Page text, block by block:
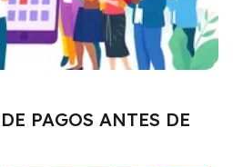
PAGOS ANTES DE